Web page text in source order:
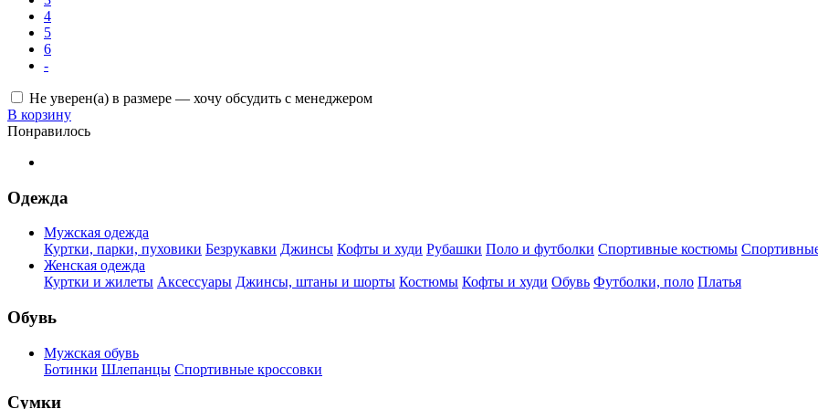
4
5
6
-
Не уверен(а) в размере — хочу обсудить с менеджером
В корзину
Понравилось
Одежда
Мужская одежда
Куртки, парки, пуховики Безрукавки Джинсы Кофты и худи Рубашки Поло и футболки Спортивные костюмы
Женская одежда
Куртки и жилеты Аксессуары Джинсы, штаны и шорты Костюмы Кофты и худи Обувь Футболки, поло Платья
Обувь
Мужская обувь
Ботинки Шлепанцы Спортивные кроссовки
Сумки